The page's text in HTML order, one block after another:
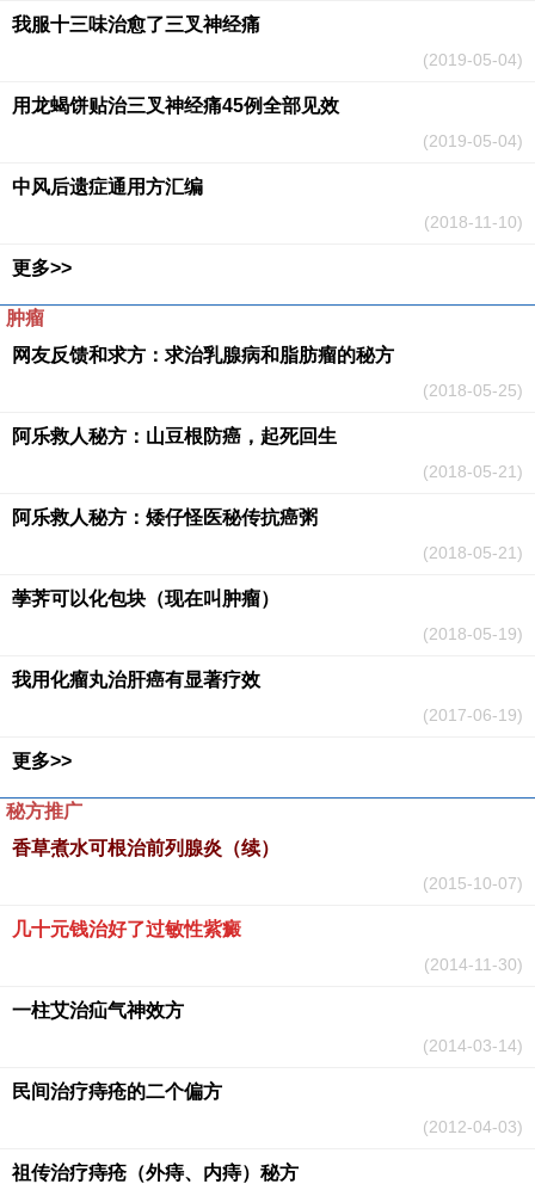
我服十三味治愈了三叉神经痛
(2019-05-04)
用龙蝎饼贴治三叉神经痛45例全部见效
(2019-05-04)
中风后遗症通用方汇编
(2018-11-10)
更多>>
肿瘤
网友反馈和求方：求治乳腺病和脂肪瘤的秘方
(2018-05-25)
阿乐救人秘方：山豆根防癌，起死回生
(2018-05-21)
阿乐救人秘方：矮仔怪医秘传抗癌粥
(2018-05-21)
荸荠可以化包块（现在叫肿瘤）
(2018-05-19)
我用化瘤丸治肝癌有显著疗效
(2017-06-19)
更多>>
秘方推广
香草煮水可根治前列腺炎（续）
(2015-10-07)
几十元钱治好了过敏性紫癜
(2014-11-30)
一柱艾治疝气神效方
(2014-03-14)
民间治疗痔疮的二个偏方
(2012-04-03)
祖传治疗痔疮（外痔、内痔）秘方